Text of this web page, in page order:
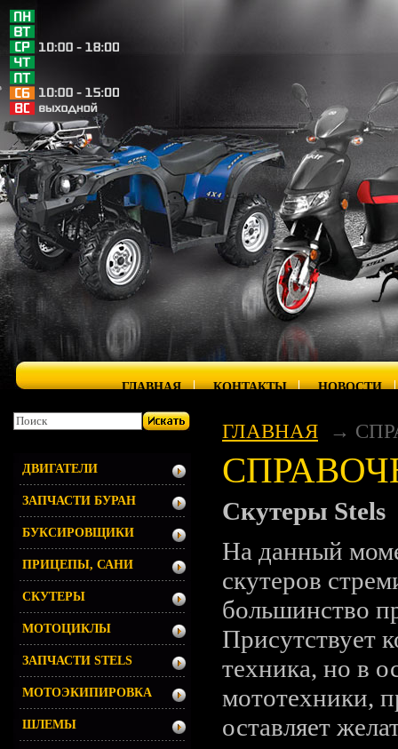
ГЛАВНАЯ КОНТАКТЫ НОВОСТИ
ГЛАВНАЯ
Скутеры Stels
На данный
скутеров
большинство
Присутствует
техника, но в
мототехники,
оставляет
ДВИГАТЕЛИ
ЗАПЧАСТИ БУРАН
БУКСИРОВЩИКИ
ПРИЦЕПЫ, САНИ
СКУТЕРЫ
МОТОЦИКЛЫ
ЗАПЧАСТИ STELS
МОТОЭКИПИРОВКА
ШЛЕМЫ